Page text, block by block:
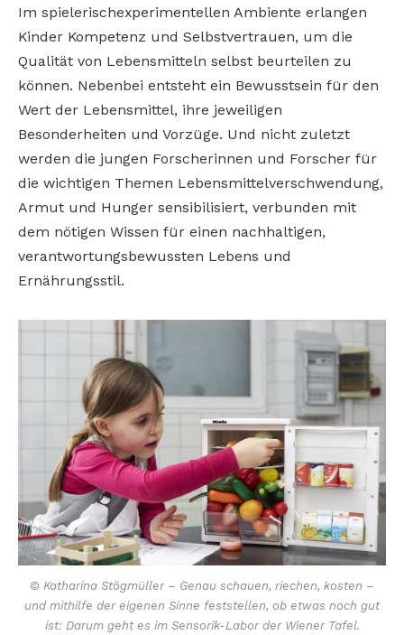
Im spielerisch­experimentellen Ambiente erlangen
Kinder Kompetenz und Selbstvertrauen, um die
Qualität von Lebensmitteln selbst beurteilen zu
können. Nebenbei entsteht ein Bewusstsein für den
Wert der Lebensmittel, ihre jeweiligen
Besonderheiten und Vorzüge. Und nicht zuletzt
werden die jungen Forscherinnen und Forscher für
die wichtigen Themen Lebensmittelverschwendung,
Armut und Hunger sensibilisiert, verbunden mit
dem nötigen Wissen für einen nachhaltigen,
verantwortungsbewussten Lebens­ und
Ernährungsstil.
© Katharina Stögmüller – Genau schauen, riechen, kosten –
und mithilfe der eigenen Sinne feststellen, ob etwas noch gut
ist: Darum geht es im Sensorik-­Labor der Wiener Tafel.